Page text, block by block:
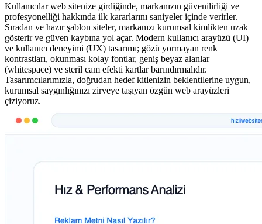
Kullanıcılar web sitenize girdiğinde, markanızın güvenilirliği ve
profesyonelliği hakkında ilk kararlarını saniyeler içinde verirler.
Sıradan ve hazır şablon siteler, markanızı kurumsal kimlikten uzak
gösterir ve güven kaybına yol açar. Modern kullanıcı arayüzü (UI)
ve kullanıcı deneyimi (UX) tasarımı; gözü yormayan renk
kontrastları, okunması kolay fontlar, geniş beyaz alanlar
(whitespace) ve steril cam efekti kartlar barındırmalıdır.
Tasarımcılarımızla, doğrudan hedef kitlenizin beklentilerine uygun,
kurumsal saygınlığınızı zirveye taşıyan özgün web arayüzleri
çiziyoruz.